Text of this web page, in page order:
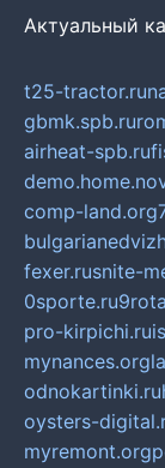
Актуальный
t25-tractor.ru
gbmk.spb.ru
airheat-spb.ru
comp-land.org
fexer.rusnite-
0sporte.ru
pro-kirpichi.ru
mynances.org
odnokartinki.ru
oysters-
myremont.org